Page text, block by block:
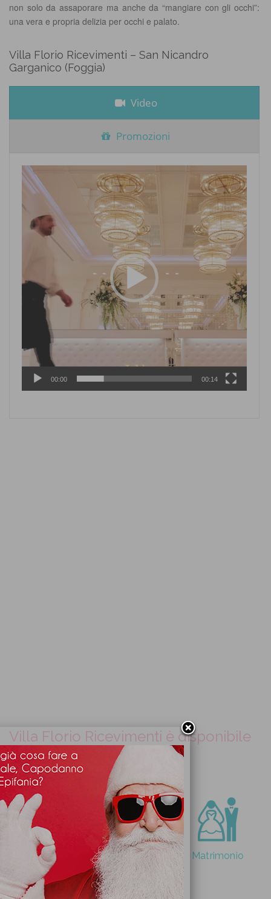
non solo da assaporare ma anche da “mangiare con gli occhi”:
una vera e propria delizia per occhi e palato.
Villa Florio Ricevimenti – San Nicandro
Garganico (Foggia)
Video
Promozioni
Video
Player
00:00 00:14
Villa Florio Ricevimenti è disponibile
per i seguenti eventi:
Matrimonio
civile
Matrimonio gay Matrimonio